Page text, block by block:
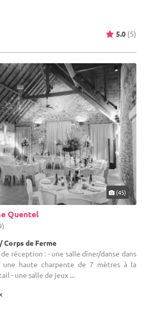
5.0 (5)
(45)
Quentel
Corps de Ferme
réception : - une salle dîner/danse dans
une haute charpente de 7 mètres à la
- une salle de jeux ...